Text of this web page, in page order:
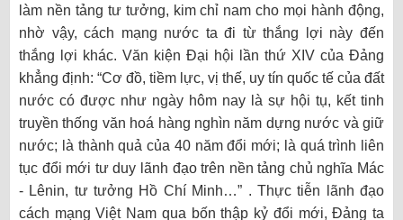
làm nền tảng tư tưởng, kim chỉ nam cho mọi hành động,
nhờ vậy, cách mạng nước ta đi từ thắng lợi này đến
thắng lợi khác. Văn kiện Đại hội lần thứ XIV của Đảng
khẳng định: “Cơ đồ, tiềm lực, vị thế, uy tín quốc tế của đất
nước có được như ngày hôm nay là sự hội tụ, kết tinh
truyền thống văn hoá hàng nghìn năm dựng nước và giữ
nước; là thành quả của 40 năm đổi mới; là quá trình liên
tục đổi mới tư duy lãnh đạo trên nền tảng chủ nghĩa Mác
- Lênin, tư tưởng Hồ Chí Minh…” . Thực tiễn lãnh đạo
cách mạng Việt Nam qua bốn thập kỷ đổi mới, Đảng ta